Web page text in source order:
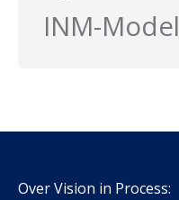
INM-Model
Over Vision in Process: